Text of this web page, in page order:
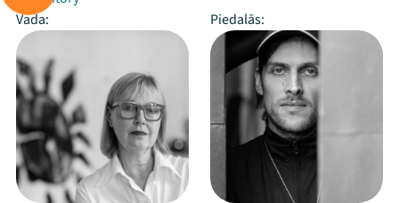
Vada:
Piedalās: